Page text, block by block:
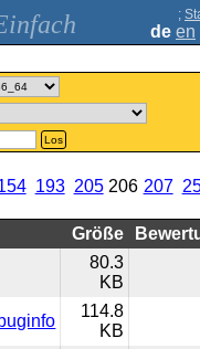
;
de en
Los
193 205 206 207
Größe
80.3
KB
114.8
KB